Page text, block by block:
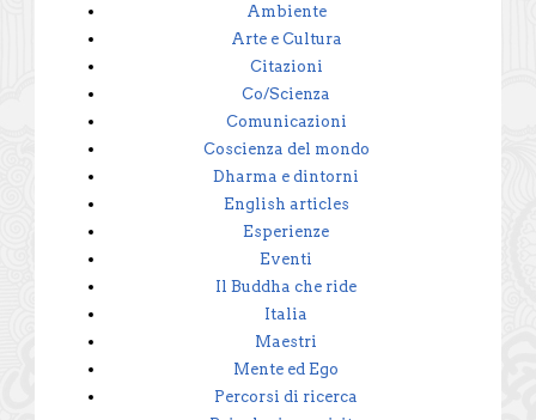
Ambiente
Arte e Cultura
Citazioni
Co/Scienza
Comunicazioni
Coscienza del mondo
Dharma e dintorni
English articles
Esperienze
Eventi
Il Buddha che ride
Italia
Maestri
Mente ed Ego
Percorsi di ricerca